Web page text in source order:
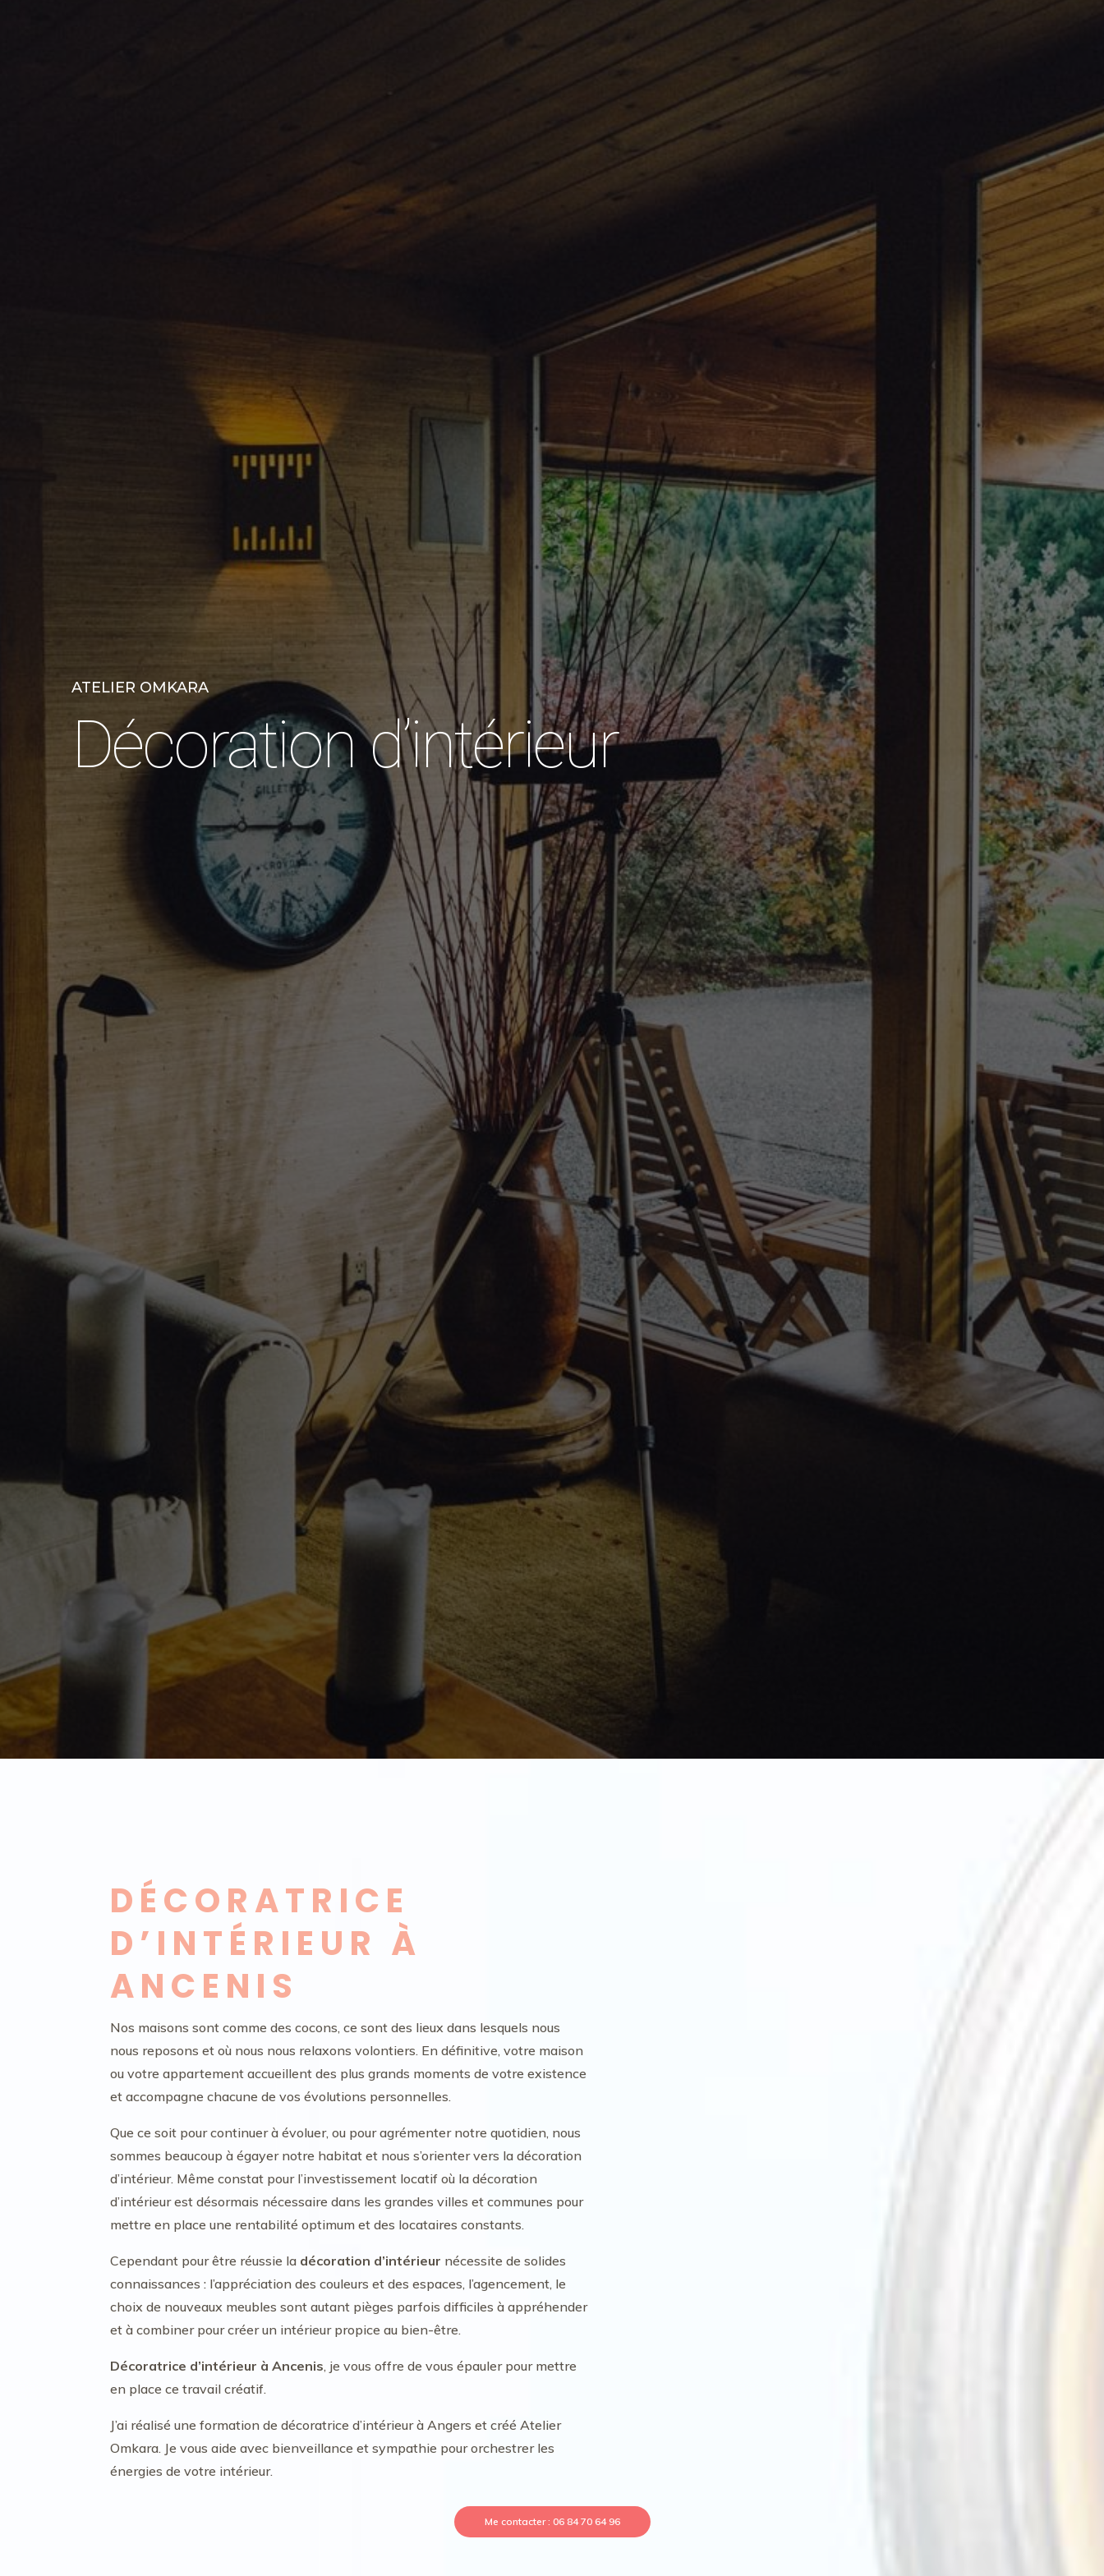
ATELIER OMKARA
Décoration d’intérieur
DÉCORATRICE
D’INTÉRIEUR À
ANCENIS
Nos maisons sont comme des cocons, ce sont des lieux dans lesquels nous
nous reposons et où nous nous relaxons volontiers. En définitive, votre maison
ou votre appartement accueillent des plus grands moments de votre existence
et accompagne chacune de vos évolutions personnelles.
Que ce soit pour continuer à évoluer, ou pour agrémenter notre quotidien, nous
sommes beaucoup à égayer notre habitat et nous s’orienter vers la décoration
d’intérieur. Même constat pour l’investissement locatif où la décoration
d’intérieur est désormais nécessaire dans les grandes villes et communes pour
mettre en place une rentabilité optimum et des locataires constants.
Cependant pour être réussie la décoration d’intérieur nécessite de solides
connaissances : l’appréciation des couleurs et des espaces, l’agencement, le
choix de nouveaux meubles sont autant pièges parfois difficiles à appréhender
et à combiner pour créer un intérieur propice au bien-être.
Décoratrice d’intérieur à Ancenis, je vous offre de vous épauler pour mettre
en place ce travail créatif.
J’ai réalisé une formation de décoratrice d’intérieur à Angers et créé Atelier
Omkara. Je vous aide avec bienveillance et sympathie pour orchestrer les
énergies de votre intérieur.
Me contacter : 06 84 70 64 96